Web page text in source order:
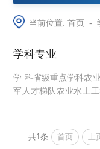
当前位置:首页 -
学科专业
学 科省级重点学科农
军人才梯队农业水土
（2024）硕士学位
（2003）、水文学及
共1条 首页 上